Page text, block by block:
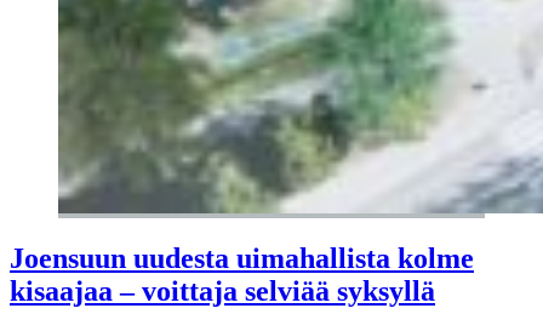
Joensuun uudesta uimahallista kolme
kisaajaa – voittaja selviää syksyllä